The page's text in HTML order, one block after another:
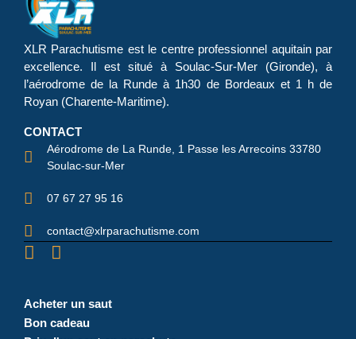
XLR Parachutisme est le centre professionnel aquitain par
excellence. Il est situé à Soulac-Sur-Mer (Gironde), à
l’aérodrome de la Runde à 1h30 de Bordeaux et 1 h de
Royan (Charente-Maritime).
CONTACT
Aérodrome de La Runde, 1 Passe les Arrecoins 33780
Soulac-sur-Mer
07 67 27 95 16
contact@xlrparachutisme.com
Acheter un saut
Bon cadeau